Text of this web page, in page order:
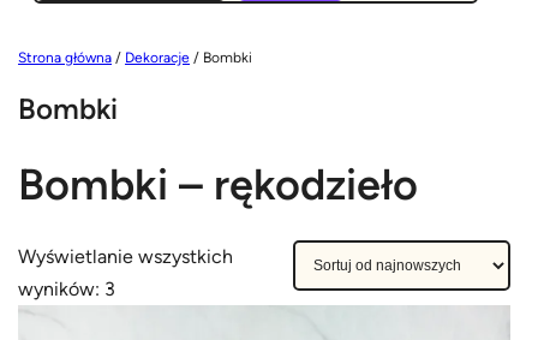
Strona główna / Dekoracje / Bombki
Bombki
Bombki – rękodzieło
Wyświetlanie wszystkich
wyników: 3